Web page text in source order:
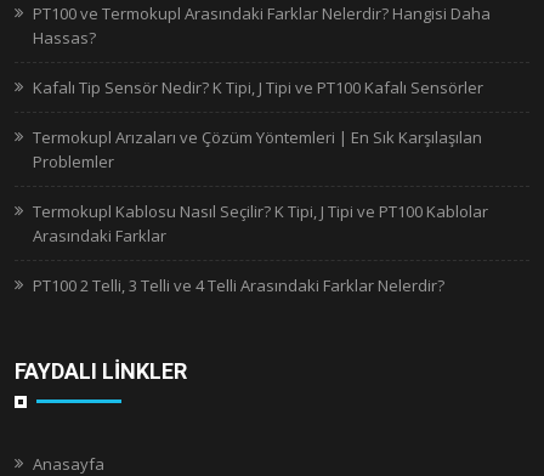
PT100 ve Termokupl Arasındaki Farklar Nelerdir? Hangisi Daha
Hassas?
Kafalı Tip Sensör Nedir? K Tipi, J Tipi ve PT100 Kafalı Sensörler
Termokupl Arızaları ve Çözüm Yöntemleri | En Sık Karşılaşılan
Problemler
Termokupl Kablosu Nasıl Seçilir? K Tipi, J Tipi ve PT100 Kablolar
Arasındaki Farklar
PT100 2 Telli, 3 Telli ve 4 Telli Arasındaki Farklar Nelerdir?
FAYDALI LİNKLER
Anasayfa